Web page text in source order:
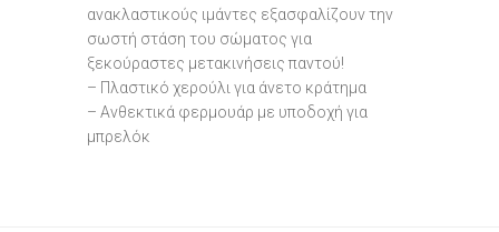
ανακλαστικούς ιμάντες εξασφαλίζουν την
σωστή στάση του σώματος για
ξεκούραστες μετακινήσεις παντού!
– Πλαστικό χερούλι για άνετο κράτημα
– Ανθεκτικά φερμουάρ με υποδοχή για
μπρελόκ